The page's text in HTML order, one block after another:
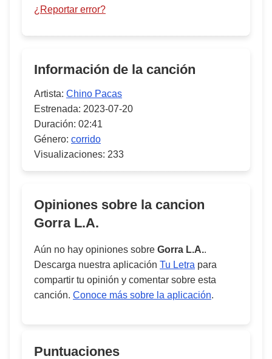
¿Reportar error?
Información de la canción
Artista: Chino Pacas
Estrenada: 2023-07-20
Duración: 02:41
Género: corrido
Visualizaciones: 233
Opiniones sobre la cancion
Gorra L.A.
Aún no hay opiniones sobre Gorra L.A..
Descarga nuestra aplicación Tu Letra para
compartir tu opinión y comentar sobre esta
canción. Conoce más sobre la aplicación.
Puntuaciones